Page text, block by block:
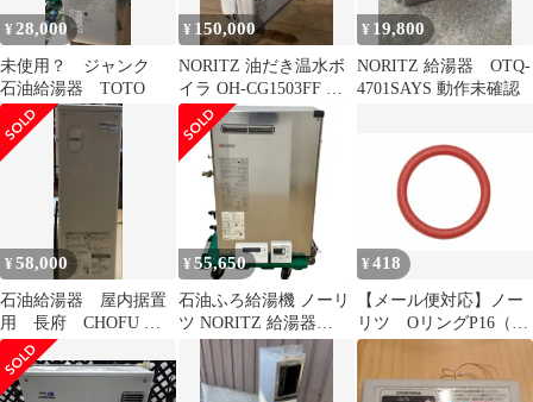
¥28,000
未使用？ ジャンク
石油給湯器 TOTO
¥ 150,000
NORITZ 油だき温水ボ
イラ OH-CG1503FF 本
体
¥ 19,800
NORITZ 給湯器 OTQ-
4701SAYS 動作未確認
¥58,000
石油給湯器 屋内据置
用 長府 CHOFU エ
コフィール IBFー
3970DF
¥ 55,650
石油ふろ給湯機 ノーリ
ツ NORITZ 給湯器
OTX-3707YS ステンレ
ス外装 マルチリモコン
付き
¥418
【メール便対応】ノー
リツ OリングP16（耐
塩素水用） 【品番：